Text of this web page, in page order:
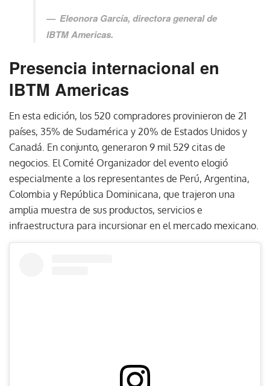
Eleonora García, directora general de
IBTM Americas.
Presencia internacional en
IBTM Americas
En esta edición, los 520 compradores provinieron de 21
países, 35% de Sudamérica y 20% de Estados Unidos y
Canadá. En conjunto, generaron 9 mil 529 citas de
negocios. El Comité Organizador del evento elogió
especialmente a los representantes de Perú, Argentina,
Colombia y República Dominicana, que trajeron una
amplia muestra de sus productos, servicios e
infraestructura para incursionar en el mercado mexicano.